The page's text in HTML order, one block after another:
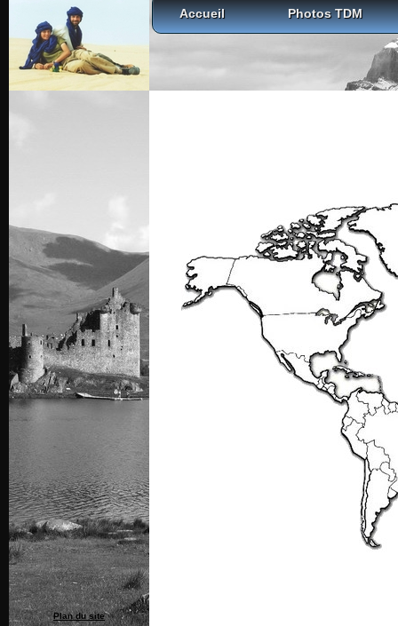
Accueil Photos TDM
Plan du site